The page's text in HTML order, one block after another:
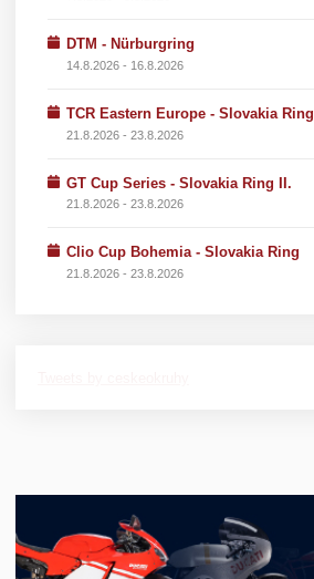
DTM - Nürburgring
14.8.2026 - 16.8.2026
TCR Eastern Europe - Slovakia Ring
21.8.2026 - 23.8.2026
GT Cup Series - Slovakia Ring II.
21.8.2026 - 23.8.2026
Clio Cup Bohemia - Slovakia Ring
21.8.2026 - 23.8.2026